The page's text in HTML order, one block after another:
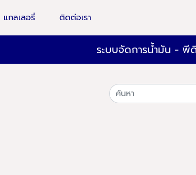
แกลเลอรี่ ติดต่อเรา
ระบบจัดการน้ำมัน - พี